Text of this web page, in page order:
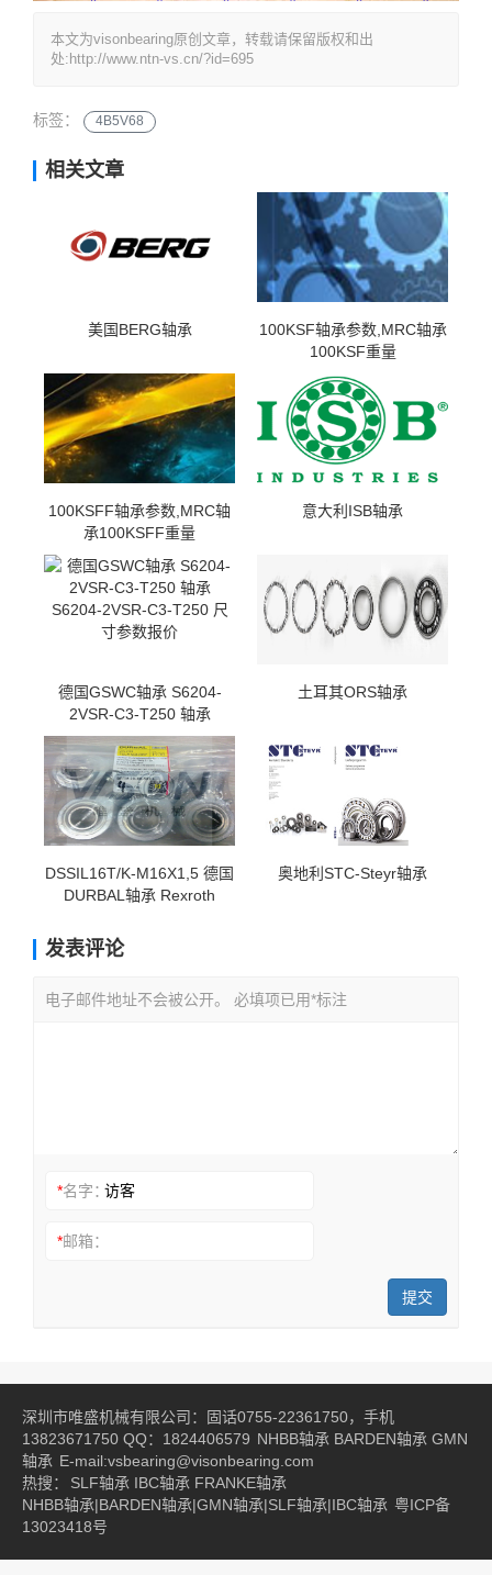
本文为visonbearing原创文章，转载请保留版权和出
处:http://www.ntn-vs.cn/?id=695
标签： 4B5V68
相关文章
美国BERG轴承
100KSF轴承参数,MRC轴承
100KSF重量
100KSFF轴承参数,MRC轴
承100KSFF重量
意大利ISB轴承
德国GSWC轴承 S6204-
2VSR-C3-T250 轴承
S6204-2VSR-C3-T250 尺
寸参数报价
土耳其ORS轴承
DSSIL16T/K-M16X1,5 德国
DURBAL轴承 Rexroth
奥地利STC-Steyr轴承
发表评论
电子邮件地址不会被公开。 必填项已用*标注
*名字：
*邮箱：
提交
深圳市唯盛机械有限公司：固话0755-22361750，手机
13823671750 QQ：1824406579 NHBB轴承 BARDEN轴承 GMN
轴承 E-mail:vsbearing@visonbearing.com
热搜：
SLF轴承 IBC轴承 FRANKE轴承
NHBB轴承|BARDEN轴承|GMN轴承|SLF轴承|IBC轴承 粤ICP备
13023418号